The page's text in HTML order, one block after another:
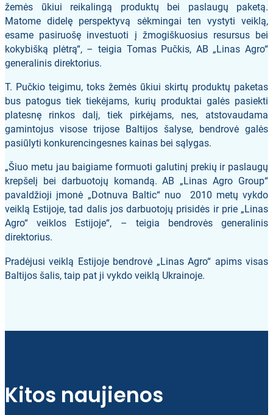
žemės ūkiui reikalingą produktų bei paslaugų paketą.
Matome didelę perspektyvą sėkmingai ten vystyti veiklą,
esame pasiruošę investuoti į žmogiškuosius resursus bei
kokybišką plėtrą“, – teigia Tomas Pučkis, AB „Linas Agro“
generalinis direktorius.
T. Pučkio teigimu, toks žemės ūkiui skirtų produktų paketas
bus patogus tiek tiekėjams, kurių produktai galės pasiekti
platesnę rinkos dalį, tiek pirkėjams, nes, atstovaudama
gamintojus visose trijose Baltijos šalyse, bendrovė galės
pasiūlyti konkurencingesnes kainas bei sąlygas.
„Šiuo metu jau baigiame formuoti galutinį prekių ir paslaugų
krepšelį bei darbuotojų komandą. AB „Linas Agro Group“
pavaldžioji įmonė „Dotnuva Baltic“ nuo 2010 metų vykdo
veiklą Estijoje, tad dalis jos darbuotojų prisidės ir prie „Linas
Agro“ veiklos Estijoje“, – teigia bendrovės generalinis
direktorius.
Pradėjusi veiklą Estijoje bendrovė „Linas Agro“ apims visas
Baltijos šalis, taip pat ji vykdo veiklą Ukrainoje.
Kitos naujienos